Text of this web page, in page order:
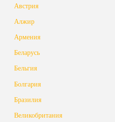
Австрия
Алжир
Армения
Беларусь
Бельгия
Болгария
Бразилия
Великобритания